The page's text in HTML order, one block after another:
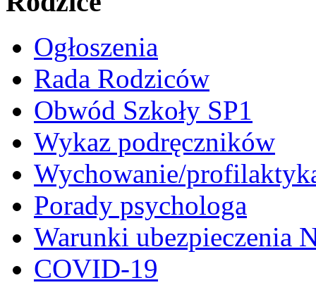
Ogłoszenia
Rada Rodziców
Obwód Szkoły SP1
Wykaz podręczników
Wychowanie/
Porady psychologa
Warunki ubezpieczenia
COVID-19